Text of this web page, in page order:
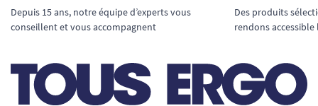
morphologie, à votre mode de vie et à votre
Premium Fit Niveau 4 en taille M vous permet de
découvrir, sans engagement, le maintien, la
discrétion, la douceur et la haute performance
Depuis 15 ans, notre équipe d’experts vous
conseillent et vous accompagnent
Des produits
rendons